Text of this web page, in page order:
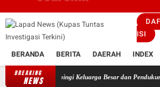
ISI
BERANDA BERITA DAERAH INDEX
BREAKING
NEWS
Didampingi Keluarga Besar dan Pendukung MJS